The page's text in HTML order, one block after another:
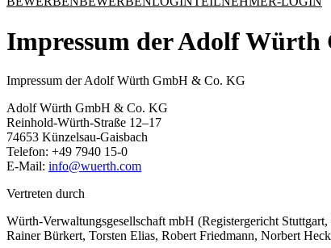
Impressum der Adolf
Impressum der Adolf Würth GmbH & Co. KG
Adolf Würth GmbH & Co. KG
Reinhold-Würth-Straße 12–17
74653 Künzelsau-Gaisbach
Telefon: +49 7940 15-0
E-Mail: info@wuerth.com
Vertreten durch
Würth-Verwaltungsgesellschaft mbH (Registergericht
Rainer Bürkert, Torsten Elias, Robert Friedmann, Norbert